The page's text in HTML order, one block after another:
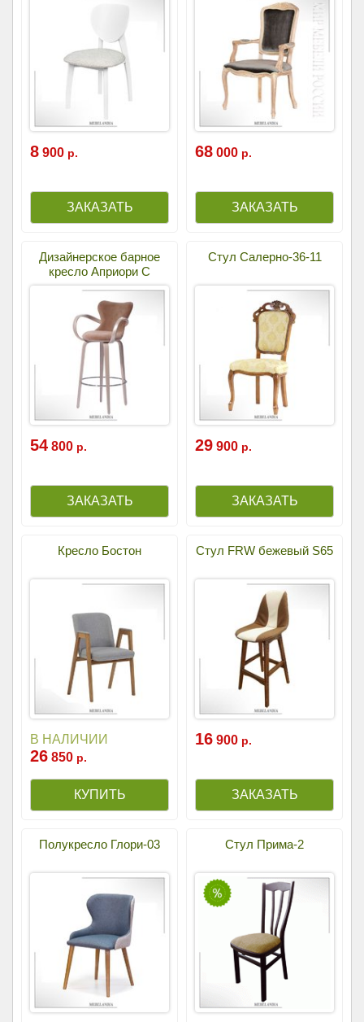
8 900 р. 68 000 р.
Дизайнерское барное
кресло Априори С
54 800 р.
Стул Салерно-36-11
29 900 р.
Кресло Бостон
В НАЛИЧИИ
26 850 р.
Стул FRW бежевый S65
16 900 р.
Полукресло Глори-03 Стул Прима-2